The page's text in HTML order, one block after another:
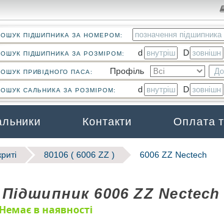
ПІДШИПНИКА ЗА НОМЕРОМ:
ПІДШИПНИКА ЗА РОЗМІРОМ: d D
ПРИВІДНОГО ПАСА: Профіль
САЛЬНИКА ЗА РОЗМІРОМ: d D
Контакти Оплата
80106 ( 6006 ZZ ) 6006 ZZ Nectech
Підшипник 6006 ZZ Nectech
Немає в наявності